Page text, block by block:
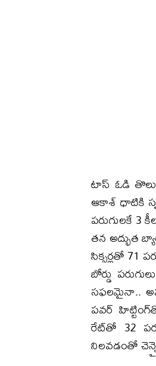
టాస్ ఓడి
ఆకాశ్ ధాటికి
పరుగులకే 3
తన అద్భుత
సిక్సర్లతో 71
బోర్డు
సఫలమైనా..
పవర్
రేట్‌తో 32
నిలవడంతో చెన్నై